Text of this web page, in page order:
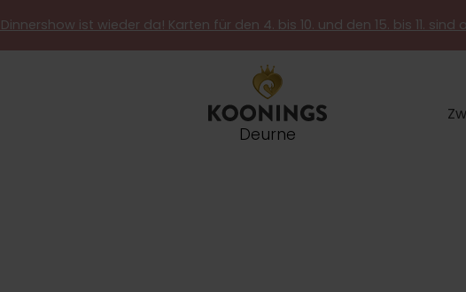
ist wieder da! Karten für den 4. bis 10. und den 15. bis 11.
Deurne